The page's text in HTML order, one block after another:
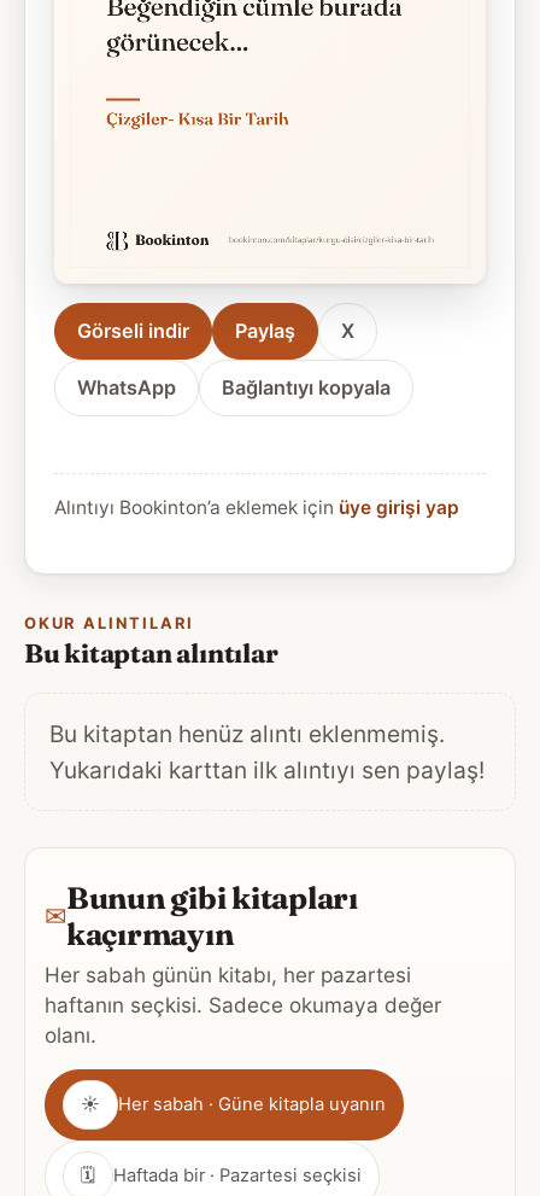
Görseli indir Paylaş X
WhatsApp Bağlantıyı kopyala
Alıntıyı Bookinton’a eklemek için üye girişi yap
OKUR ALINTILARI
Bu kitaptan alıntılar
Bu kitaptan henüz alıntı eklenmemiş.
Yukarıdaki karttan ilk alıntıyı sen paylaş!
✉Bunun gibi kitapları
kaçırmayın
Her sabah günün kitabı, her pazartesi
haftanın seçkisi. Sadece okumaya değer
olanı.
Gönderim
sıklığı
☀ Her sabah · Güne kitapla uyanın
🗓 Haftada bir · Pazartesi seçkisi